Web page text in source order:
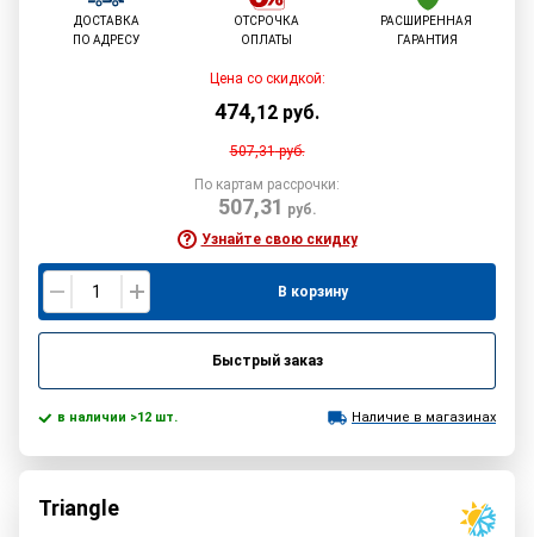
ДОСТАВКА
ПО АДРЕСУ
ОТСРОЧКА
ОПЛАТЫ
РАСШИРЕННАЯ
ГАРАНТИЯ
Цена со скидкой:
474,12 руб.
507,31руб.
По картам рассрочки:
507,31 руб.
Узнайте свою скидку
В корзину
Быстрый заказ
в наличии >12 шт. Наличие в магазинах
Triangle